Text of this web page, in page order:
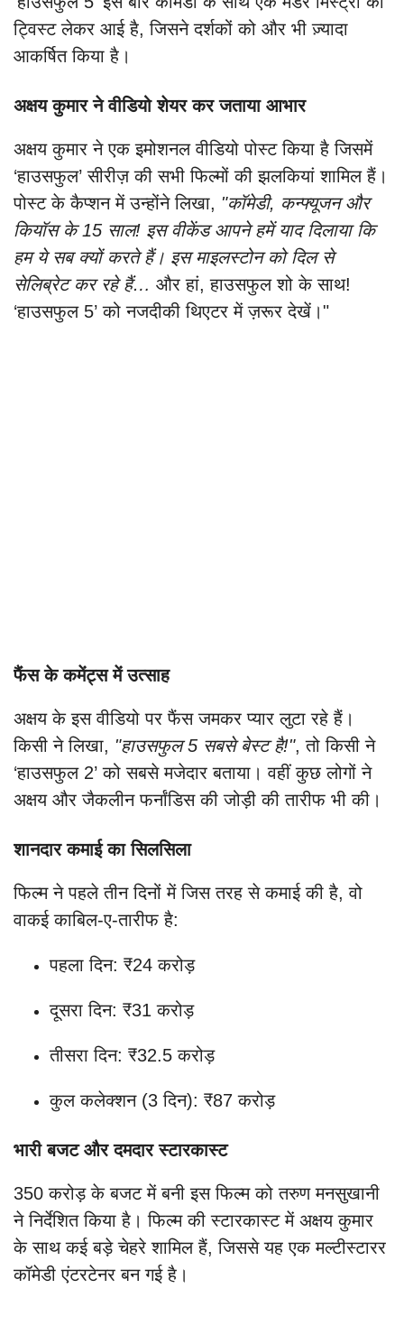
ट्विस्ट लेकर आई है, जिसने दर्शकों को और भी ज़्यादा
आकर्षित किया है।
अक्षय कुमार ने वीडियो शेयर कर जताया आभार
अक्षय कुमार ने एक इमोशनल वीडियो पोस्ट किया है जिसमें
‘हाउसफुल’ सीरीज़ की सभी फिल्मों की झलकियां शामिल हैं।
पोस्ट के कैप्शन में उन्होंने लिखा, "कॉमेडी, कन्फ्यूजन और
कियॉस के 15 साल! इस वीकेंड आपने हमें याद दिलाया कि
हम ये सब क्यों करते हैं। इस माइलस्टोन को दिल से
सेलिब्रेट कर रहे हैं… और हां, हाउसफुल शो के साथ!
‘हाउसफुल 5’ को नजदीकी थिएटर में ज़रूर देखें।"
फैंस के कमेंट्स में उत्साह
अक्षय के इस वीडियो पर फैंस जमकर प्यार लुटा रहे हैं।
किसी ने लिखा, "हाउसफुल 5 सबसे बेस्ट है!", तो किसी ने
‘हाउसफुल 2’ को सबसे मजेदार बताया। वहीं कुछ लोगों ने
अक्षय और जैकलीन फर्नांडिस की जोड़ी की तारीफ भी की।
शानदार कमाई का सिलसिला
फिल्म ने पहले तीन दिनों में जिस तरह से कमाई की है, वो
वाकई काबिल-ए-तारीफ है:
पहला दिन: ₹24 करोड़
दूसरा दिन: ₹31 करोड़
तीसरा दिन: ₹32.5 करोड़
कुल कलेक्शन (3 दिन): ₹87 करोड़
भारी बजट और दमदार स्टारकास्ट
350 करोड़ के बजट में बनी इस फिल्म को तरुण मनसुखानी
ने निर्देशित किया है। फिल्म की स्टारकास्ट में अक्षय कुमार
के साथ कई बड़े चेहरे शामिल हैं, जिससे यह एक मल्टीस्टारर
कॉमेडी एंटरटेनर बन गई है।